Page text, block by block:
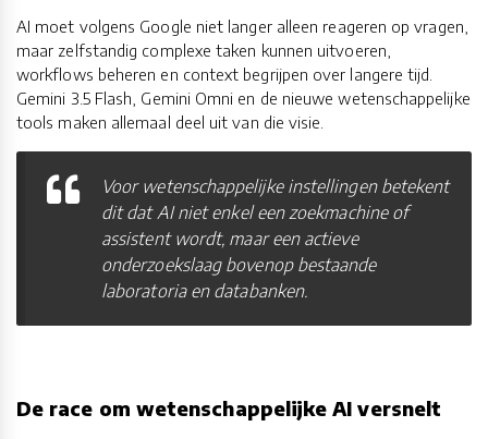
AI moet volgens Google niet langer alleen reageren op vragen,
maar zelfstandig complexe taken kunnen uitvoeren,
workflows beheren en context begrijpen over langere tijd.
Gemini 3.5 Flash, Gemini Omni en de nieuwe wetenschappelijke
tools maken allemaal deel uit van die visie.
Voor wetenschappelijke instellingen betekent
dit dat AI niet enkel een zoekmachine of
assistent wordt, maar een actieve
onderzoekslaag bovenop bestaande
laboratoria en databanken.
De race om wetenschappelijke AI versnelt